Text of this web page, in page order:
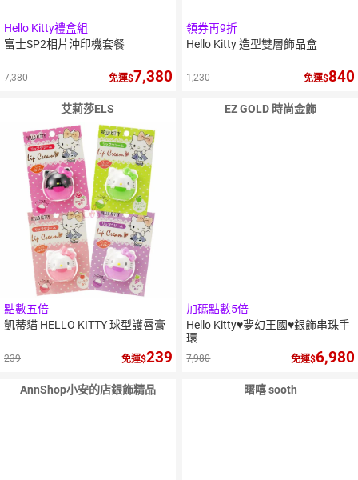
Hello Kitty禮盒組
富士SP2相片沖印機套餐
7,380 免運 7,380
領券再9折
Hello Kitty 造型雙層飾品盒
1,230 免運 840
艾莉莎ELS
點數五倍
凱蒂貓 HELLO KITTY 球型護唇膏
239 免運 239
EZ GOLD 時尚金飾
加碼點數5倍
Hello Kitty♥夢幻王國♥銀飾串珠手
環
7,980 免運 6,980
AnnShop小安的店銀飾精品 曙嘻 sooth